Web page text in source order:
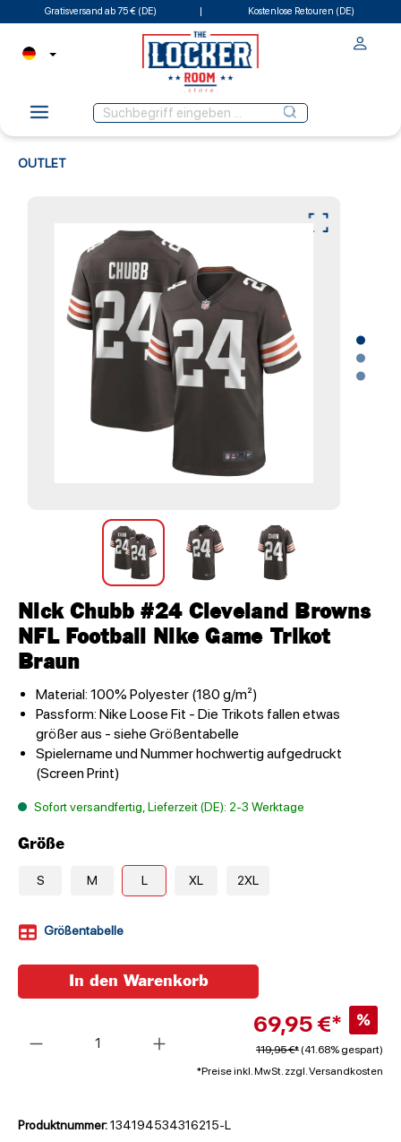
Gratisversand ab 75 € (DE) Kostenlose Retouren (DE)
OUTLET
Nick Chubb #24 Cleveland Browns
NFL Football Nike Game Trikot
Braun
Material: 100% Polyester (180 g/m²)
Passform: Nike Loose Fit - Die Trikots fallen etwas
größer aus - siehe Größentabelle
Spielername und Nummer hochwertig aufgedruckt
(Screen Print)
Sofort versandfertig, Lieferzeit (DE): 2-3 Werktage
Größe
S M L XL 2XL
Größentabelle
69,95 €* %
119,95 €* (41.68% gespart)
*Preise inkl. MwSt. zzgl. Versandkosten
In den Warenkorb
Produktnummer:134194534316215-L